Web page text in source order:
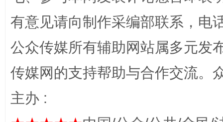
网上购药对药下症？
有意见请向制作采编部联系，电
公众传媒所有辅助网站属多元发
传媒网的支持帮助与合作交流。
主办 :